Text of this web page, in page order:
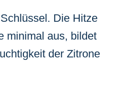
Die Hitze
minimal aus, bildet
der Zitrone